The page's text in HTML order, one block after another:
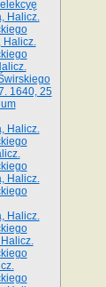
Halicz.
Halicz.
1640, 25
Halicz.
Halicz.
Halicz.